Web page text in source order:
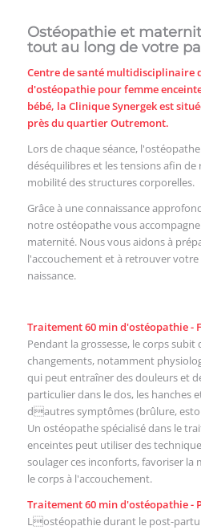
Ostéopathie et
tout au long de votre
Centre de santé multidisciplinaire
d'ostéopathie pour femme
bébé, la Clinique Synergek est
près du quartier Outremont.
Lors de chaque séance,
déséquilibres et les tensions afin
mobilité des structures corporelles.
Grâce à une connaissance
notre ostéopathe vous
maternité. Nous vous aidons à
l'accouchement et à retrouver votre
naissance.
Traitement 60 min d'ostéopathie -
Pendant la grossesse, le corps
changements, notamment
qui peut entraîner des douleurs et
particulier dans le dos, les hanches
dautres symptômes (brûlure,
Un ostéopathe spécialisé dans le
enceintes peut utiliser des
soulager ces inconforts, favoriser la
le corps à l'accouchement.
Traitement 60 min d'ostéopathie -
Lostéopathie durant le post-